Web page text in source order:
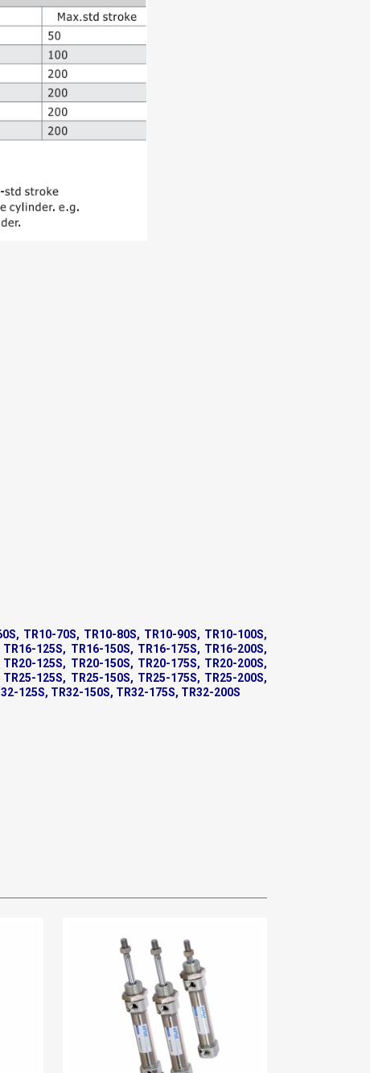
TR10-70S, TR10-80S, TR10-90S, TR10-100S,
125S, TR16-150S, TR16-175S, TR16-200S,
125S, TR20-150S, TR20-175S, TR20-200S,
125S, TR25-150S, TR25-175S, TR25-200S,
125S, TR32-150S, TR32-175S, TR32-200S